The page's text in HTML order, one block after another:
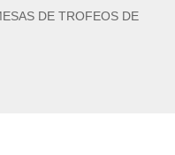
DE TROFEOS DE